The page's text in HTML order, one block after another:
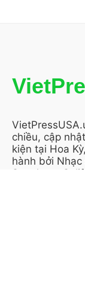
chiều, cập
kiện tại Hoa
hành bởi
San Jose,